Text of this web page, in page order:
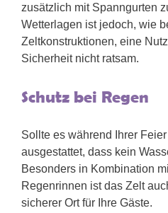
zusätzlich mit Spanngurten
Wetterlagen ist jedoch, wie
Zeltkonstruktionen, eine
Sicherheit nicht ratsam.
Schutz bei Regen
Sollte es während Ihrer
ausgestattet, dass kein
Besonders in Kombination
Regenrinnen ist das Zelt
sicherer Ort für Ihre Gäste.